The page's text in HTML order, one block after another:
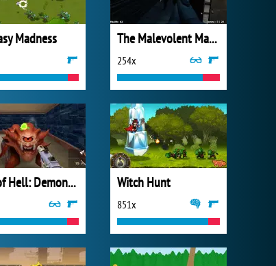
Madness The Malevolent Mansion of Evil
254x
Rift of Hell: Demons War Witch Hunt
851x